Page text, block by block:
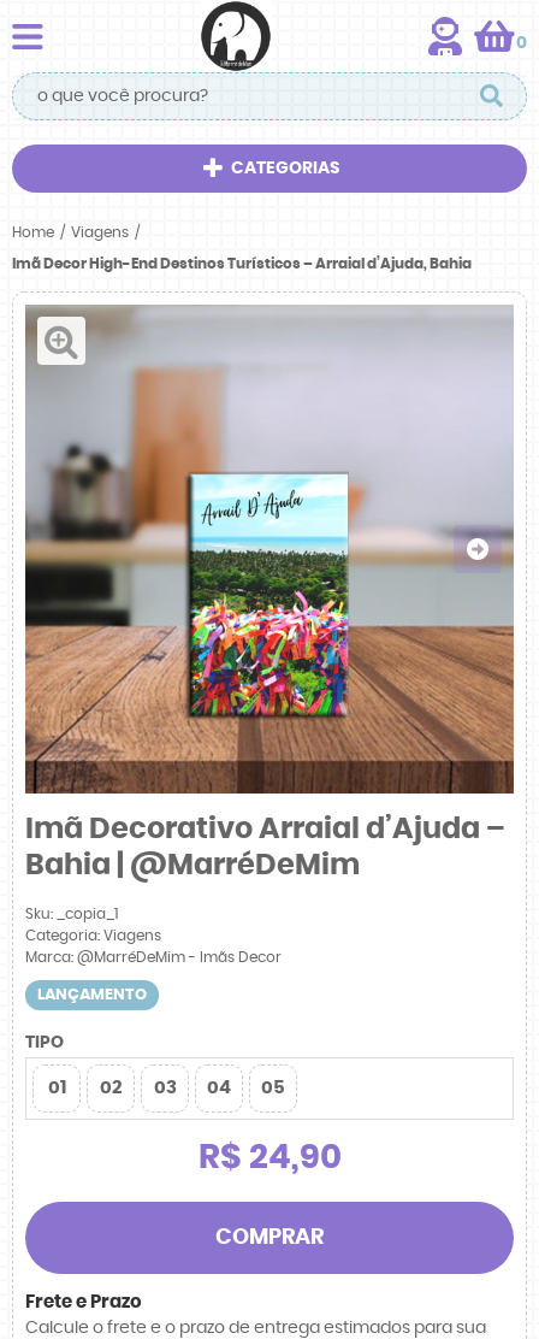
0
CATEGORIAS
Home Viagens
Imã Decor High-End Destinos Turísticos – Arraial d’Ajuda, Bahia
Imã Decorativo Arraial d’Ajuda –
Bahia | @MarréDeMim
Sku:
_copia_1
Categoria: Viagens
Marca: @MarréDeMim - Imãs Decor
LANÇAMENTO
TIPO
01 02 03 04 05
R$ 24,90
COMPRAR
Frete e Prazo
Calcule o frete e o prazo de entrega estimados para sua